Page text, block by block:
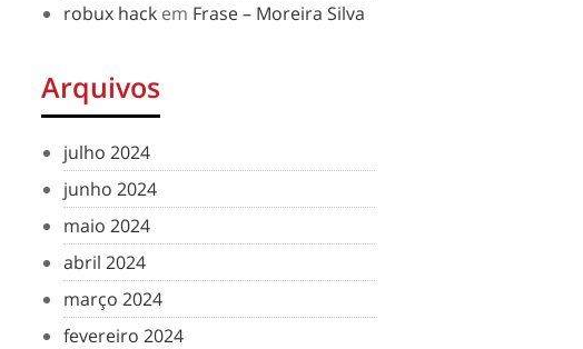
robux hack em Frase – Moreira Silva
Arquivos
julho 2024
junho 2024
maio 2024
abril 2024
março 2024
fevereiro 2024